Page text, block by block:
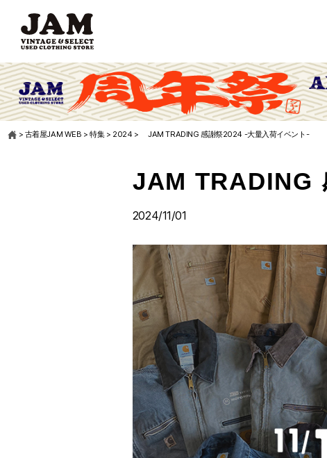
> 古着屋JAM WEB >特集> 2024 > JAM TRADING 感謝祭2024 -大量入荷イベント-
JAM TRADING
2024/11/01